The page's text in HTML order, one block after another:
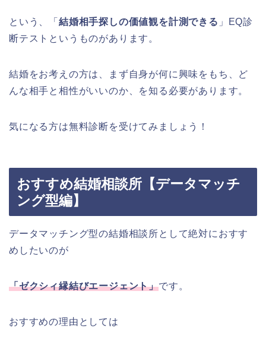
という、「 結婚相手探しの価値観を計測できる 」EQ診
断テストというものがあります。
結婚をお考えの方は、まず自身が何に興味をもち、ど
んな相手と相性がいいのか、を知る必要があります。
気になる方は無料診断を受けてみましょう！
おすすめ結婚相談所【データマッチ
ング型編】
データマッチング型の結婚相談所として絶対におすす
めしたいのが
「ゼクシィ縁結びエージェント」です。
おすすめの理由としては